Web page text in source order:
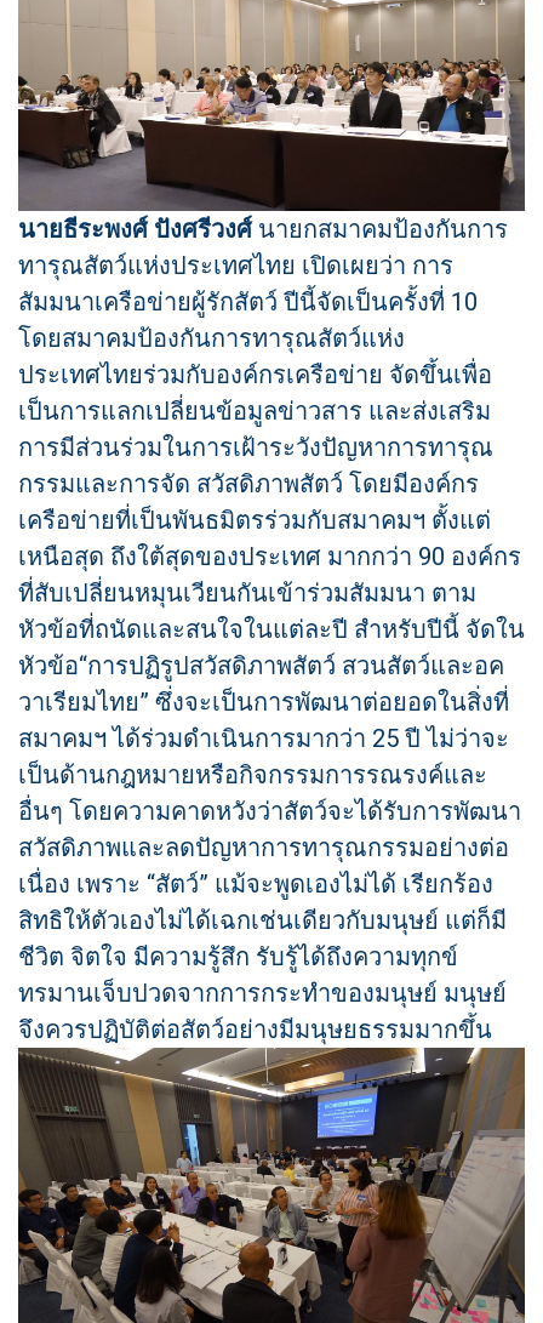
นายธีระพงศ์ ปังศรีวงศ์นายกสมาคมป้องกันการ
ทารุณสัตว์แห่งประเทศไทย เปิดเผยว่า การ
สัมมนาเครือข่ายผู้รักสัตว์ ปีนี้จัดเป็นครั้งที่ 10
โดยสมาคมป้องกันการทารุณสัตว์แห่ง
ประเทศไทยร่วมกับองค์กรเครือข่าย จัดขึ้นเพื่อ
เป็นการแลกเปลี่ยนข้อมูลข่าวสาร และส่งเสริม
การมีส่วนร่วมในการเฝ้าระวังปัญหาการทารุณ
กรรมและการจัด สวัสดิภาพสัตว์ โดยมีองค์กร
เครือข่ายที่เป็นพันธมิตรร่วมกับสมาคมฯ ตั้งแต่
เหนือสุด ถึงใต้สุดของประเทศ มากกว่า 90 องค์กร
ที่สับเปลี่ยนหมุนเวียนกันเข้าร่วมสัมมนา ตาม
หัวข้อที่ถนัดและสนใจในแต่ละปี สำหรับปีนี้ จัดใน
หัวข้อ“การปฏิรูปสวัสดิภาพสัตว์ สวนสัตว์และอค
วาเรียมไทย” ซึ่งจะเป็นการพัฒนาต่อยอดในสิ่งที่
สมาคมฯ ได้ร่วมดำเนินการมากว่า 25 ปี ไม่ว่าจะ
เป็นด้านกฎหมายหรือกิจกรรมการรณรงค์และ
อื่นๆ โดยความคาดหวังว่าสัตว์จะได้รับการพัฒนา
สวัสดิภาพและลดปัญหาการทารุณกรรมอย่างต่อ
เนื่อง เพราะ “สัตว์” แม้จะพูดเองไม่ได้ เรียกร้อง
สิทธิให้ตัวเองไม่ได้เฉกเช่นเดียวกับมนุษย์ แต่ก็มี
ชีวิต จิตใจ มีความรู้สึก รับรู้ได้ถึงความทุกข์
ทรมานเจ็บปวดจากการกระทำของมนุษย์ มนุษย์
จึงควรปฏิบัติต่อสัตว์อย่างมีมนุษยธรรมมากขึ้น